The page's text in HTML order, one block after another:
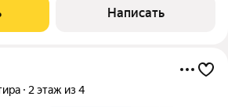
в Советском районе г.Казани
на 2 этаже 6-тиэтажного дома
Написать
2 этаж из 4